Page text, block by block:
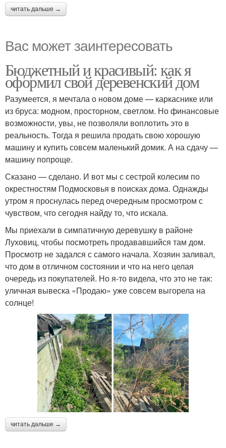
читать дальше →
Вас может заинтересовать
Бюджетный и красивый: как я
оформил свой деревенский дом
Разумеется, я мечтала о новом доме — каркаснике или
из бруса: модном, просторном, светлом. Но финансовые
возможности, увы, не позволяли воплотить это в
реальность. Тогда я решила продать свою хорошую
машину и купить совсем маленький домик. А на сдачу —
машину попроще.
Сказано — сделано. И вот мы с сестрой колесим по
окрестностям Подмосковья в поисках дома. Однажды
утром я проснулась перед очередным просмотром с
чувством, что сегодня найду то, что искала.
Мы приехали в симпатичную деревушку в районе
Луховиц, чтобы посмотреть продававшийся там дом.
Просмотр не задался с самого начала. Хозяин заливал,
что дом в отличном состоянии и что на него целая
очередь из покупателей. Но я-то видела, что это не так:
уличная вывеска «Продаю» уже совсем выгорела на
солнце!
читать дальше →